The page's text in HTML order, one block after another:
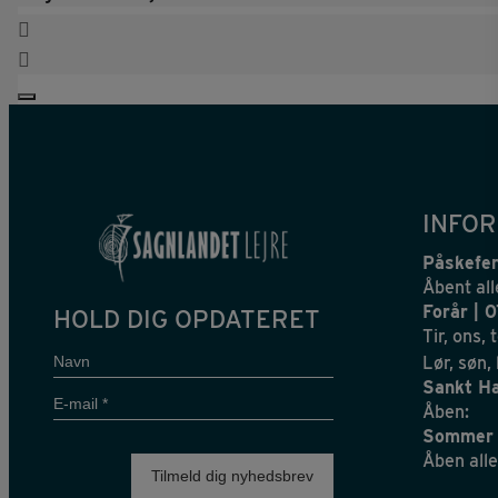
HOLD DIG OPDATERET
Navn
E-
mail
Åbent
Forår |
Tir, ons,
Lør, søn,
Sankt
Åben:
Åben